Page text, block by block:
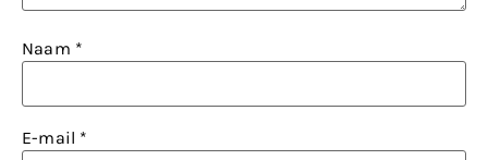
Naam *
E-mail *